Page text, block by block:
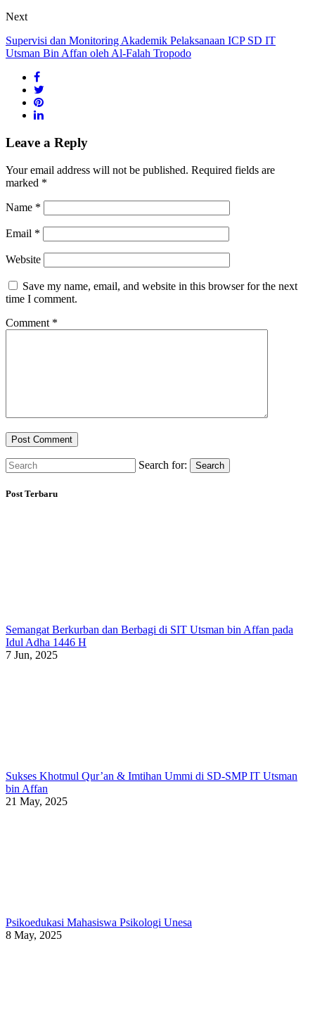
Next
Supervisi dan Monitoring Akademik Pelaksanaan ICP SD IT
Utsman Bin Affan oleh Al-Falah Tropodo
Leave a Reply
Your email address will not be published. Required fields are
marked *
Name *
Email *
Website
Save my name, email, and website in this browser for the next
time I comment.
Comment *
Search for: Search
Post Terbaru
Semangat Berkurban dan Berbagi di SIT Utsman bin Affan pada
Idul Adha 1446 H
7 Jun, 2025
Sukses Khotmul Qur’an & Imtihan Ummi di SD-SMP IT Utsman
bin Affan
21 May, 2025
Psikoedukasi Mahasiswa Psikologi Unesa
8 May, 2025